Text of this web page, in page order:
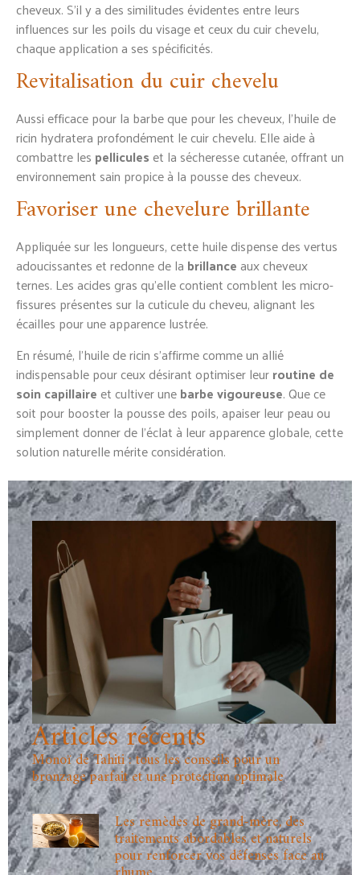
cheveux. S’il y a des similitudes évidentes entre leurs
influences sur les poils du visage et ceux du cuir chevelu,
chaque application a ses spécificités.
Revitalisation du cuir chevelu
Aussi efficace pour la barbe que pour les cheveux, l’huile de
ricin hydratera profondément le cuir chevelu. Elle aide à
combattre les pellicules et la sécheresse cutanée, offrant un
environnement sain propice à la pousse des cheveux.
Favoriser une chevelure brillante
Appliquée sur les longueurs, cette huile dispense des vertus
adoucissantes et redonne de la brillanceaux cheveux
ternes. Les acides gras qu’elle contient comblent les micro-
fissures présentes sur la cuticule du cheveu, alignant les
écailles pour une apparence lustrée.
En résumé, l’huile de ricin s’affirme comme un allié
indispensable pour ceux désirant optimiser leurroutine de
soin capillaire et cultiver unebarbe vigoureuse. Que ce
soit pour booster la pousse des poils, apaiser leur peau ou
simplement donner de l’éclat à leur apparence globale, cette
solution naturelle mérite considération.
Articles récents
Monoï de Tahiti : tous les conseils pour un
bronzage parfait et une protection optimale
Les remèdes de grand-mère, des
traitements abordables et naturels
pour renforcer vos défenses face au